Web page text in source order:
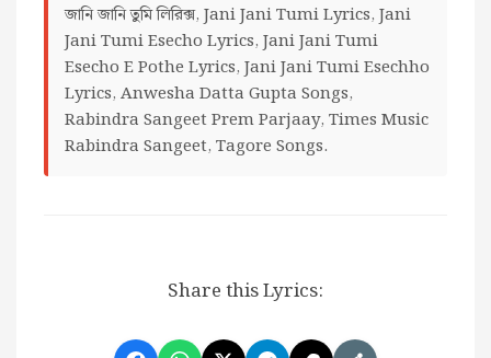
জানি জানি তুমি লিরিক্স, Jani Jani Tumi Lyrics, Jani
Jani Tumi Esecho Lyrics, Jani Jani Tumi
Esecho E Pothe Lyrics, Jani Jani Tumi Esechho
Lyrics, Anwesha Datta Gupta Songs,
Rabindra Sangeet Prem Parjaay, Times Music
Rabindra Sangeet, Tagore Songs.
Share this Lyrics: